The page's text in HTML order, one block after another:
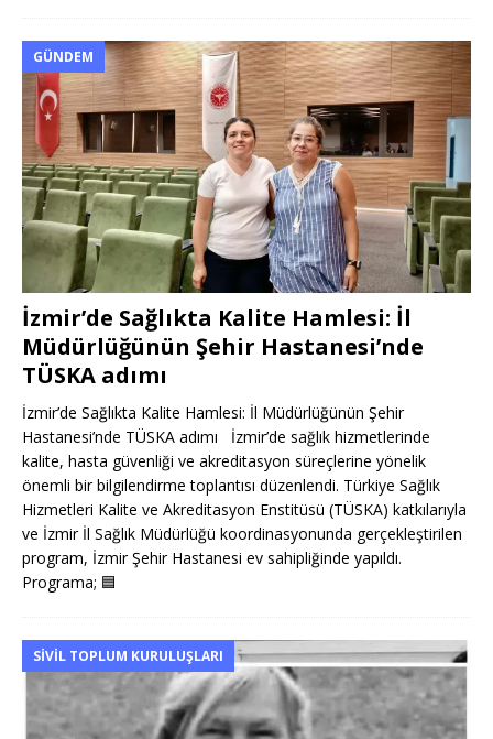
GÜNDEM
İzmir’de Sağlıkta Kalite Hamlesi: İl
Müdürlüğünün Şehir Hastanesi’nde
TÜSKA adımı
İzmir’de Sağlıkta Kalite Hamlesi: İl Müdürlüğünün Şehir
Hastanesi’nde TÜSKA adımı İzmir’de sağlık hizmetlerinde
kalite, hasta güvenliği ve akreditasyon süreçlerine yönelik
önemli bir bilgilendirme toplantısı düzenlendi. Türkiye Sağlık
Hizmetleri Kalite ve Akreditasyon Enstitüsü (TÜSKA) katkılarıyla
ve İzmir İl Sağlık Müdürlüğü koordinasyonunda gerçekleştirilen
program, İzmir Şehir Hastanesi ev sahipliğinde yapıldı.
Programa; 🟦
SIVIL TOPLUM KURULUŞLARI